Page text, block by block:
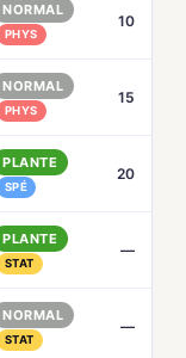
NORMAL
PHYS
10
NORMAL
PHYS
15
PLANTE
SPÉ
20
PLANTE
STAT
—
NORMAL
STAT
—